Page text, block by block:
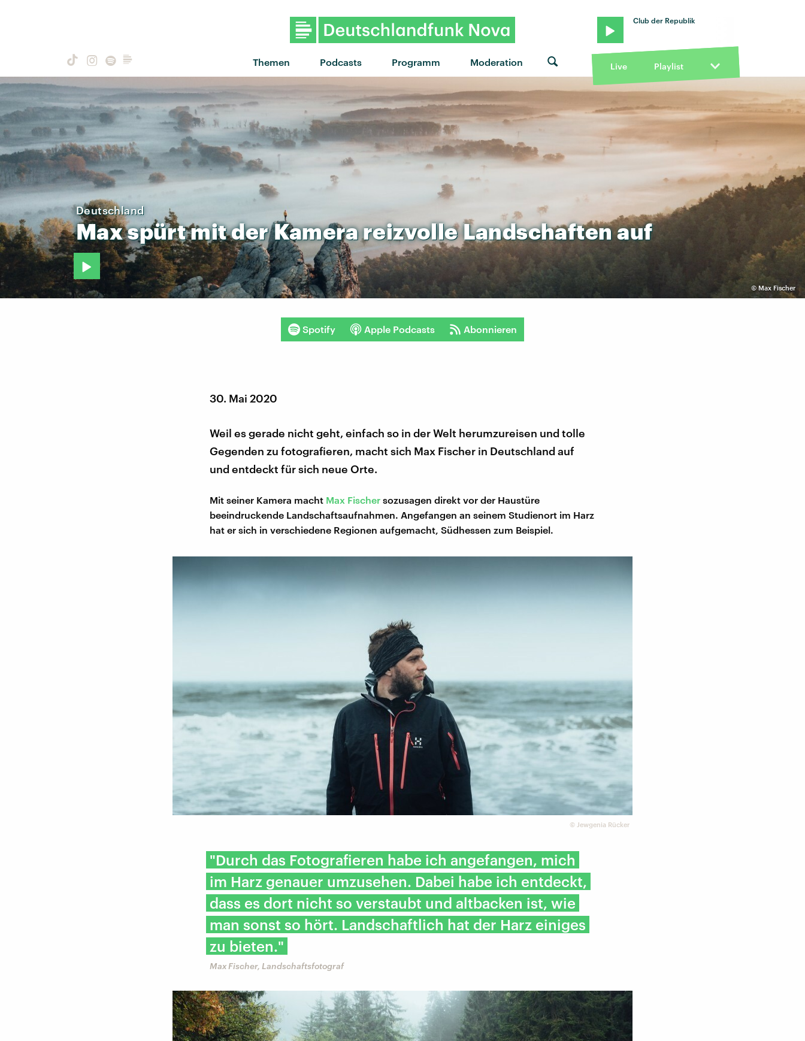
Themen Podcasts Programm Moderation
Club der Republik
Live Playlist
© Max Fischer
Deutschland
MaxspürtmitderKamerareizvolleLandschaftenauf
Spotify Apple Podcasts Abonnieren
30. Mai 2020
Weil es gerade nicht geht, einfach so in der Welt herumzureisen und tolle
Gegenden zu fotografieren, macht sich Max Fischer in Deutschland auf
und entdeckt für sich neue Orte.
Mit seiner Kamera macht Max Fischer sozusagen direkt vor der Haustüre
beeindruckende Landschaftsaufnahmen. Angefangen an seinem Studienort im Harz
hat er sich in verschiedene Regionen aufgemacht, Südhessen zum Beispiel.
© Jewgenia Rücker
"Durch das Fotografieren habe ich angefangen, mich
im Harz genauer umzusehen. Dabei habe ich entdeckt,
dass es dort nicht so verstaubt und altbacken ist, wie
man sonst so hört. Landschaftlich hat der Harz einiges
zu bieten."
Max Fischer, Landschaftsfotograf